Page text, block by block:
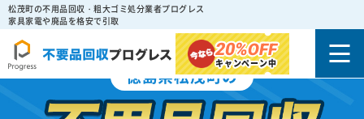
松茂町の不用品回収・粗大ゴミ処分業者プログレス
家具家電や廃品を格安で引取
20%OFF
キャンペーン中
徳島県松茂町の